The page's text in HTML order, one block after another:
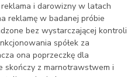
i darowizny w latach
reklamę w badanej próbie
bez wystarczającej kontroli
spółek za
ona poprzeczkę dla
skończy z marnotrawstwem i